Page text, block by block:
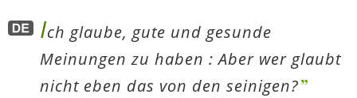
Ich glaube, gute und gesunde
Meinungen zu haben : Aber wer glaubt
nicht eben das von den seinigen?